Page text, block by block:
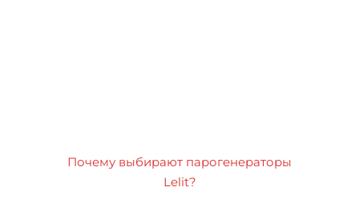
Почему выбирают парогенераторы
Lelit?